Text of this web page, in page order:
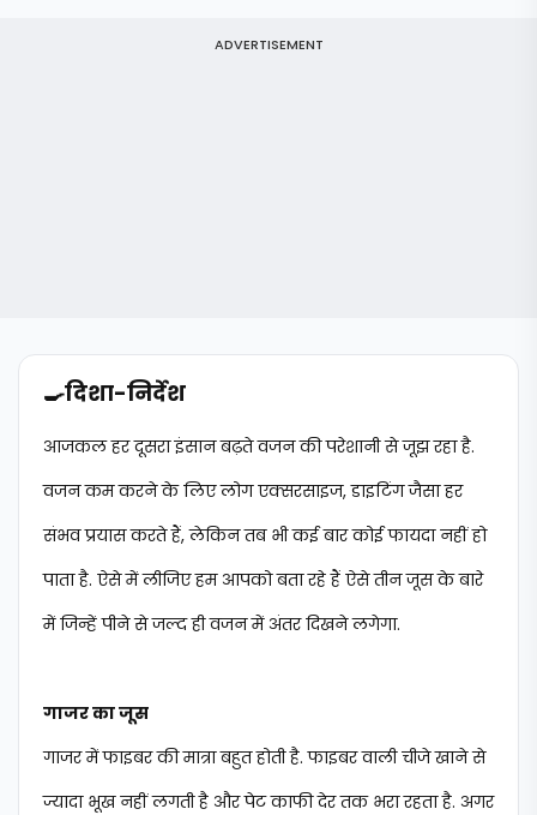
ADVERTISEMENT
🍳दिशा-निर्देश
आजकल हर दूसरा इंसान बढ़ते वजन की परेशानी से जूझ रहा है.
वजन कम करने के लिए लोग एक्सरसाइज, डाइटिंग जैसा हर
संभव प्रयास करते हैं, लेकिन तब भी कई बार कोई फायदा नहीं हो
पाता है. ऐसे में लीजिए हम आपको बता रहे हैं ऐसे तीन जूस के बारे
में जिन्हें पीने से जल्द ही वजन में अंतर दिखने लगेगा.
गाजर का जूस
गाजर में फाइबर की मात्रा बहुत होती है. फाइबर वाली चीजे खाने से
ज्यादा भूख नहीं लगती है और पेट काफी देर तक भरा रहता है. अगर